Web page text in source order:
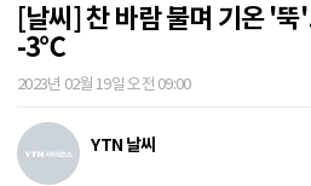
[날씨] 찬 바람 불며 기온 '
-3℃
2023년 02월 19일 오전 09:00
YTN 날씨